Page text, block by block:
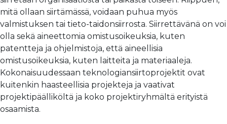
mitä ollaan siirtämässä, voidaan puhua myös
valmistuksen tai tieto-taidonsiirrosta. Siirrettävänä on voi
olla sekä aineettomia omistusoikeuksia, kuten
patentteja ja ohjelmistoja, että aineellisia
omistusoikeuksia, kuten laitteita ja materiaaleja.
Kokonaisuudessaan teknologiansiirtoprojektit ovat
kuitenkin haasteellisia projekteja ja vaativat
projektipäälliköltä ja koko projektiryhmältä erityistä
osaamista.